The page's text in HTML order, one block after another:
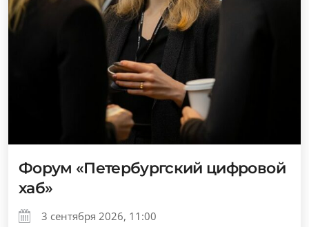
Форум «Петербургский цифровой
хаб»
3 сентября 2026, 11:00